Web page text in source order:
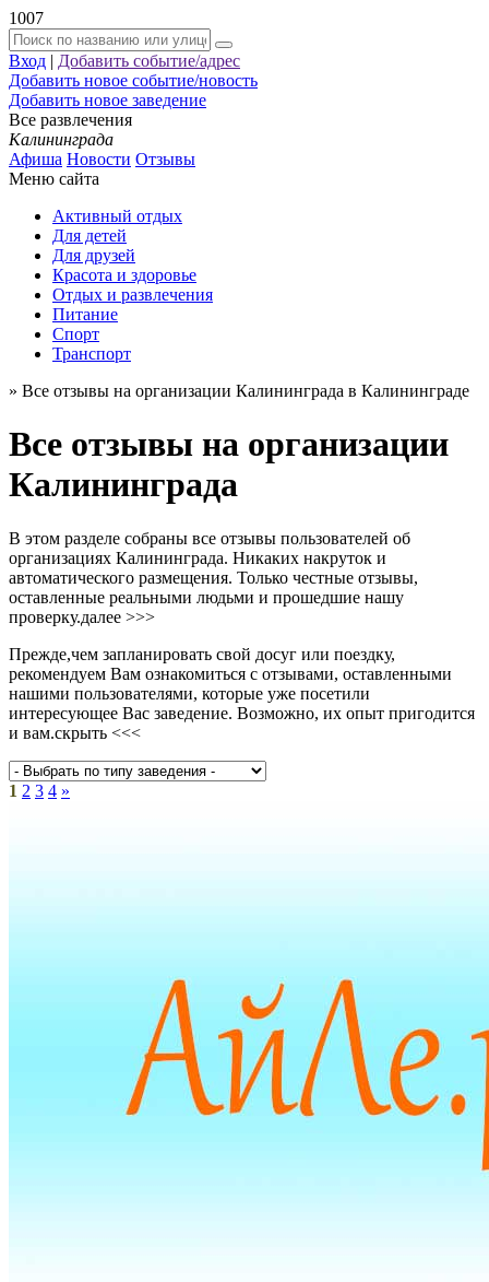
1007
Вход | Добавить событие/адрес
Добавить новое событие/новость
Добавить новое заведение
Все развлечения
Калининграда
Афиша Новости Отзывы
Меню сайта
Активный отдых
Для детей
Для друзей
Красота и здоровье
Отдых и развлечения
Питание
Спорт
Транспорт
» Все отзывы на организации Калининграда в Калининграде
Все отзывы на организации
Калининграда
В этом разделе собраны все отзывы пользователей об
организациях Калининграда. Никаких накруток и
автоматического размещения. Только честные отзывы,
оставленные реальными людьми и прошедшие нашу
проверку.далее >>>
Прежде,чем запланировать свой досуг или поездку,
рекомендуем Вам ознакомиться с отзывами, оставленными
нашими пользователями, которые уже посетили
интересующее Вас заведение. Возможно, их опыт пригодится
и вам.скрыть <<<
1 2 3 4 »